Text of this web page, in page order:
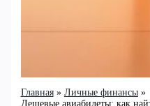
Главная
Личные финансы
Дешевые авиабилеты: как